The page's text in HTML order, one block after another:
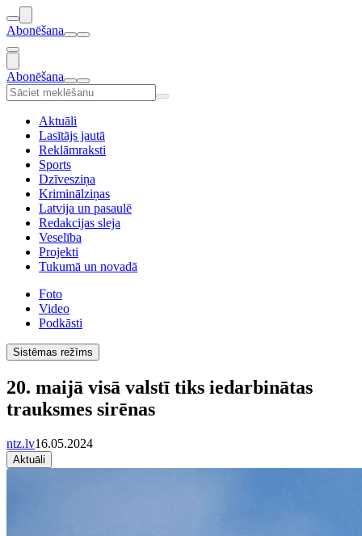
Abonēšana
Abonēšana
Aktuāli
Lasītājs jautā
Reklāmraksti
Sports
Dzīvesziņa
Kriminālziņas
Latvija un pasaulē
Redakcijas sleja
Veselība
Projekti
Tukumā un novadā
Foto
Video
Podkāsti
Sistēmas režīms
20. maijā visā valstī tiks iedarbinātas
trauksmes sirēnas
ntz.lv16.05.2024
Aktuāli